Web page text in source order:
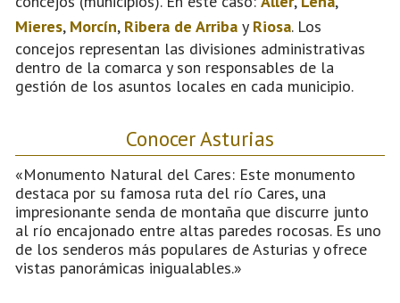
Mieres, Morcín, Ribera de Arriba y Riosa. Los
concejos representan las divisiones administrativas
dentro de la comarca y son responsables de la
gestión de los asuntos locales en cada municipio.
Conocer Asturias
«Monumento Natural del Cares: Este monumento
destaca por su famosa ruta del río Cares, una
impresionante senda de montaña que discurre junto
al río encajonado entre altas paredes rocosas. Es uno
de los senderos más populares de Asturias y ofrece
vistas panorámicas inigualables.»